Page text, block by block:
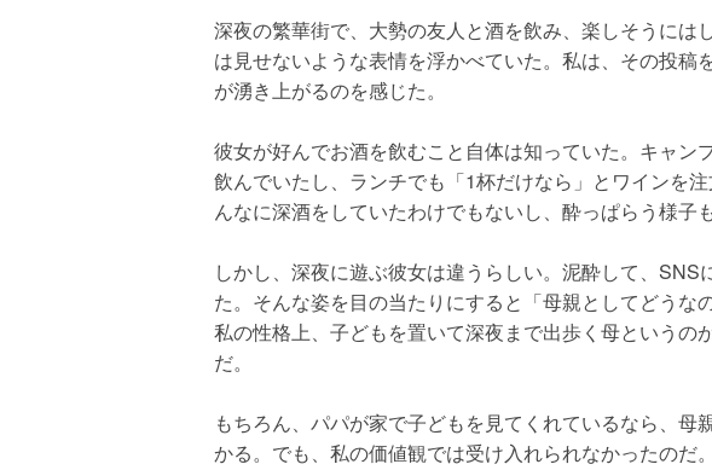
深夜の繁華街で、大勢の友人と酒を飲み、楽しそうには
は見せないような表情を浮かべていた。私は、その投稿
が湧き上がるのを感じた。
彼女が好んでお酒を飲むこと自体は知っていた。キャン
飲んでいたし、ランチでも「1杯だけなら」とワインを
んなに深酒をしていたわけでもないし、酔っぱらう様子
しかし、深夜に遊ぶ彼女は違うらしい。泥酔して、SNS
た。そんな姿を目の当たりにすると「母親としてどうな
私の性格上、子どもを置いて深夜まで出歩く母というの
だ。
もちろん、パパが家で子どもを見てくれているなら、母
かる。でも、私の価値観では受け入れられなかったのだ。